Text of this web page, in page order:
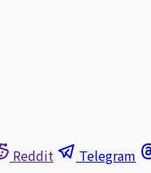
Reddit Telegram